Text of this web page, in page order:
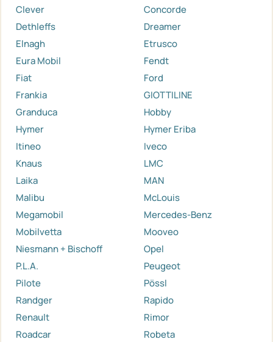
Clever
Concorde
Dethleffs
Dreamer
Elnagh
Etrusco
Eura Mobil
Fendt
Fiat
Ford
Frankia
GIOTTILINE
Granduca
Hobby
Hymer
Hymer Eriba
Itineo
Iveco
Knaus
LMC
Laika
MAN
Malibu
McLouis
Megamobil
Mercedes-Benz
Mobilvetta
Mooveo
Niesmann + Bischoff
Opel
P.L.A.
Peugeot
Pilote
Pössl
Randger
Rapido
Renault
Rimor
Roadcar
Robeta